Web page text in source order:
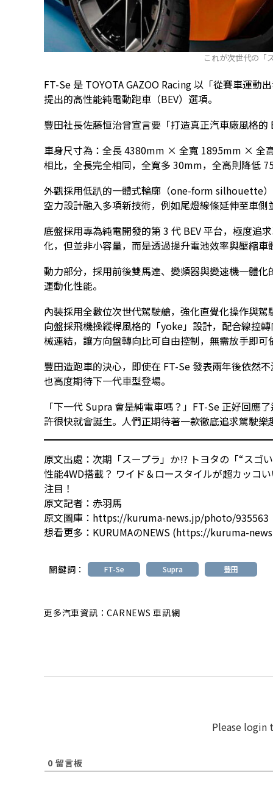
これが次世代の「
FT-Se 是 TOYOTA GAZOO Racing 以「從賽車運
提出的高性能純電動跑車（BEV）選項。
豐田社長佐藤恒治曾宣言要「打造真正汽車廠風格
車身尺寸為：全長 4380mm × 全寬 1895mm × 全
相比，全長完全相同，全寬多 30mm，全高則降低
外觀採用低趴的一體式輪廓（one-form silhouette
空力設計融入多項新技術，例如尾燈線條延伸至車
底盤採用專為純電開發的第 3 代 BEV 平台，極度追
化，但並非小容量，而是透過提升電池效率與壓縮
動力部分，採用前後雙馬達、變頻器與變速機一體
運動化性能。
內裝採用全數位次世代駕駛艙，強化直覺化操作與
向盤採飛機操縱桿風格的「yoke」設計，配合線控
械連結，讓方向盤轉向比可自由控制，無需放手即可
豐田造跑車的決心，即使在 FT-Se 發表兩年後依然
也高度期待下一代車型登場。
「下一代 Supra 會是純電車嗎？」FT-Se 正好回應
許很快就會誕生。人們正期待著一款徹底追求駕駛
原文出處： 次期「スープラ」か!? トヨタの「“スゴ
性能4WD搭載？ ワイド＆ロースタイルが超カッコ
注目！
原文記者： 赤羽馬
原文圖庫： https://kuruma-news.jp/photo/935563
想看更多： KURUMAのNEWS (https://kuruma-
關鍵詞： FT-Se Supra 豐田
更多汽車資訊：CARNEWS 車訊網
Please
0 留言板